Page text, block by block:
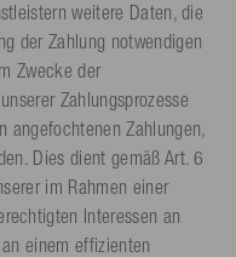
weitere Daten, die
der Zahlung notwendigen
Zwecke der
Zahlungsprozesse
angefochtenen Zahlungen,
Dies dient gemäß Art. 6
im Rahmen einer
Interessen an
einem effizienten